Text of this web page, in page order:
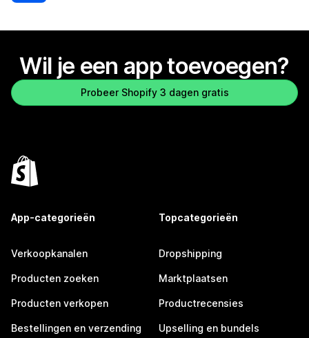
Wil je een app toevoegen?
Probeer Shopify 3 dagen gratis
App-categorieën
Verkoopkanalen
Producten zoeken
Producten verkopen
Bestellingen en verzending
Topcategorieën
Dropshipping
Marktplaatsen
Productrecensies
Upselling en bundels